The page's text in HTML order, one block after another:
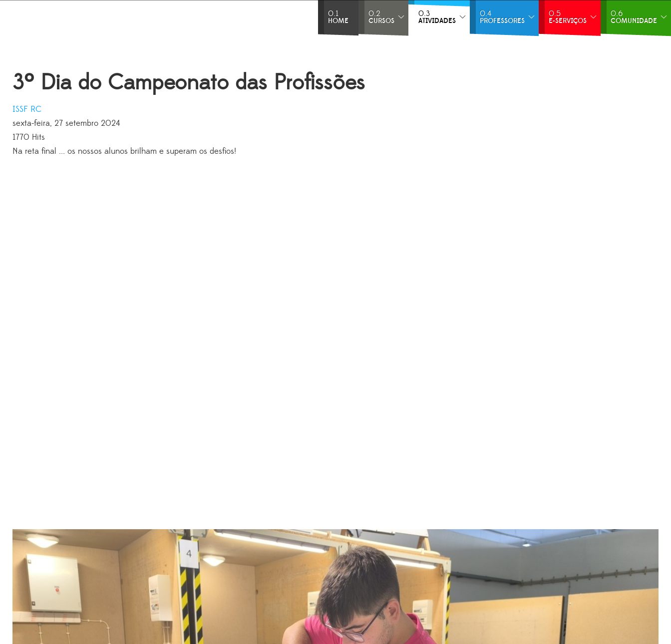
0.1
HOME
0.2
CURSOS
0.3
ATIVIDADES
0.4
PROFESSORES
0.5
E-SERVIÇOS
0.6
COMUNIDADE
3º Dia do Campeonato das Profissões
ISSF RC
sexta-feira, 27 setembro 2024
1770 Hits
Na reta final ... os nossos alunos brilham e superam os desfios!